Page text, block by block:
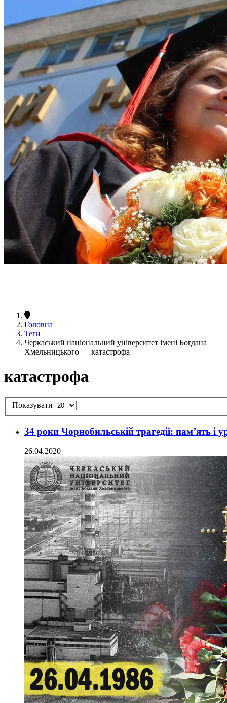
Головна
Теги
Черкаський національний університет імені Богдана
Хмельницького — катастрофа
катастрофа
Показувати
34 роки Чорнобильській трагедії: пам’ять і
26.04.2020